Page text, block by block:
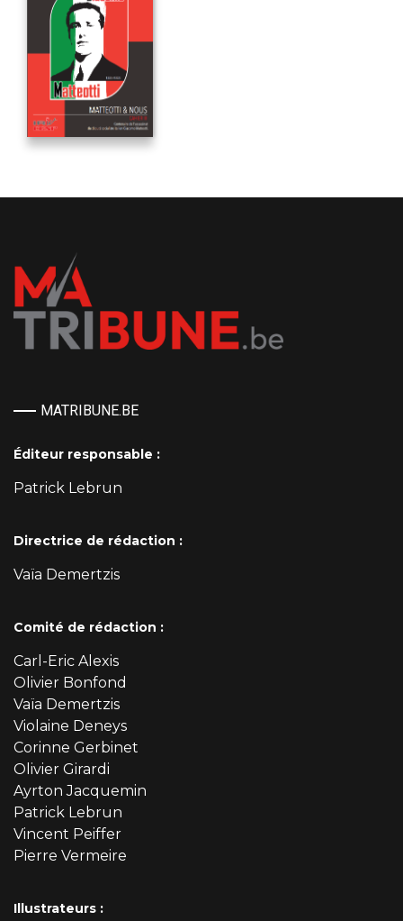
MATRIBUNE.BE
Éditeur responsable :
Patrick Lebrun
Directrice de rédaction :
Vaïa Demertzis
Comité de rédaction :
Carl-Eric Alexis
Olivier Bonfond
Vaïa Demertzis
Violaine Deneys
Corinne Gerbinet
Olivier Girardi
Ayrton Jacquemin
Patrick Lebrun
Vincent Peiffer
Pierre Vermeire
Illustrateurs :